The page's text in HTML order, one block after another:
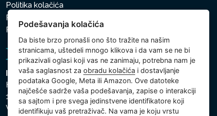
Politika kolačića
Politika zaštite ličnih i drugih obrađivanih podataka
Podešavanja kolačića
Intex Trading, s.r.o.
Hradecká 2526/3
130 00 Praha 3
Vinohrady - Česká republika
Podešavanja kolačića
Da biste brzo pronašli ono što tražite na našim
stranicama, uštedeli mnogo klikova i da vam se ne bi
prikazivali oglasi koji vas ne zanimaju, potrebna nam je
vaša saglasnost zaobradu kolačića i dostavljanje
podataka Google, Meta ili Amazon. Ove datoteke
najčešće sadrže vaša podešavanja, zapise o interakciji
sa sajtom i pre svega jedinstvene identifikatore koji
identifikuju vaš pretraživač. Na vama je koju vrstu